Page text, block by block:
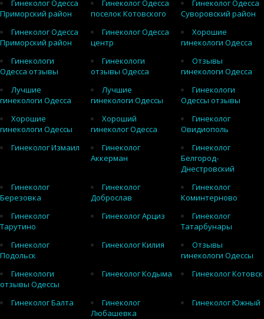
Гинеколог Одесса
Приморский район
Гинеколог Одесса
поселок Котовского
Гинеколог Одесса
Суворовский район
Гинеколог Одесса
Приморский район
Гинеколог Одесса
центр
Хорошие
гинекологи Одесса
Гинекологи
Одесса отзывы
Гинекологи
отзывы Одесса
Отзывы
гинекологи Одесса
Лучшие
гинекологи Одесса
Лучшие
гинекологи Одессы
Гинекологи
Одессы отзывы
Хорошие
гинекологи Одессы
Хороший
гинеколог Одесса
Гинеколог
Овидиополь
Гинеколог Измаил
Гинеколог
Аккерман
Гинеколог
Белгород-
Днестровский
Гинеколог
Березовка
Гинеколог
Доброслав
Гинеколог
Коминтерново
Гинеколог
Тарутино
Гинеколог Арциз
Гинеколог
Татарбунары
Гинеколог
Подольск
Гинеколог Килия
Отзывы
гинекологи Одессы
Гинекологи
отзывы Одессы
Гинеколог Кодыма Гинеколог Котовск
Гинеколог Балта
Гинеколог
Любашевка
Гинеколог Южный